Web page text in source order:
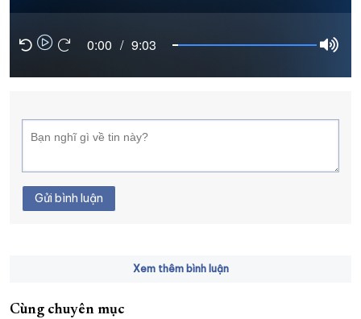
ĐẠI HỘI ĐẢNG CÁC CẤP TRANG CHỦ VỀ BÁO KHÁNH HÒA
0:00 / 9:03
Gửi bình luận
Xem thêm bình luận
Cùng chuyên mục